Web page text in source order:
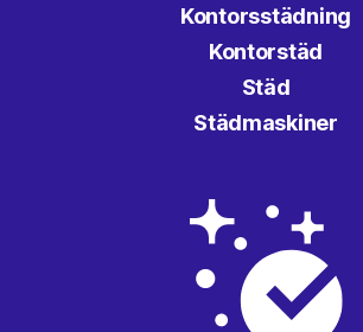
Kontorsstädning
Kontorstäd
Städ
Städmaskiner